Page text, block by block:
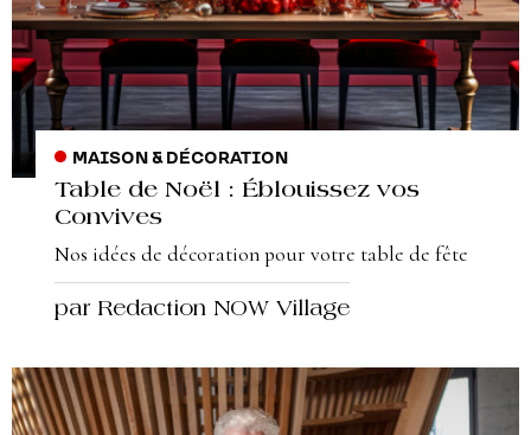
MAISON & DÉCORATION
Table de Noël : Éblouissez vos
Convives
Nos idées de décoration pour votre table de fête
par Redaction NOW Village